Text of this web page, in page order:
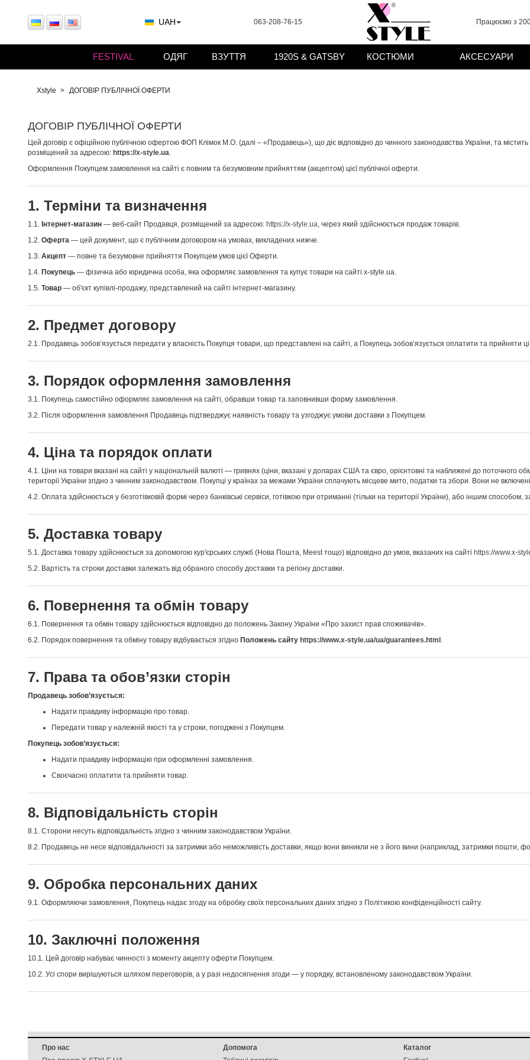
UAH 063-208-76-15 Працюємо з
Xstyle ДОГОВІР ПУБЛІЧНОЇ ОФЕРТИ
ДОГОВІР ПУБЛІЧНОЇ ОФЕРТИ
Цей договір є офіційною публічною офертою ФОП Клімок М.О. (далі – «Продавець»), що діє відповідно до чинного законодавства України, та
розміщений за адресою: https://x-style.ua.
Оформлення Покупцем замовлення на сайті є повним та безумовним прийняттям (акцептом) цієї публічної оферти.
1. Терміни та визначення
1.1. Інтернет-магазин — веб-сайт Продавця, розміщений за адресою: https://x-style.ua, через який здійснюється продаж товарів.
1.2. Оферта — цей документ, що є публічним договором на умовах, викладених нижче.
1.3. Акцепт — повне та безумовне прийняття Покупцем умов цієї Оферти.
1.4. Покупець — фізична або юридична особа, яка оформляє замовлення та купує товари на сайті x-style.ua.
1.5. Товар — об'єкт купівлі-продажу, представлений на сайті інтернет-магазину.
2. Предмет договору
2.1. Продавець зобов’язується передати у власність Покупця товари, що представлені на сайті, а Покупець зобов’язується оплатити та прийняти
3. Порядок оформлення замовлення
3.1. Покупець самостійно оформляє замовлення на сайті, обравши товар та заповнивши форму замовлення.
3.2. Після оформлення замовлення Продавець підтверджує наявність товару та узгоджує умови доставки з Покупцем.
4. Ціна та порядок оплати
4.1. Ціни на товари вказані на сайті у національній валюті — гривнях (ціни, вказані у доларах США та євро, орієнтовні та наближені до поточного
території України згідно з чинним законодавством. Покупці у країнах за межами України сплачують місцеве мито, податки та збори. Вони не
4.2. Оплата здійснюється у безготівковій формі через банківські сервіси, готівкою при отриманні (тільки на території України), або іншим способом,
5. Доставка товару
5.1. Доставка товару здійснюється за допомогою кур'єрських служб (Нова Пошта, Meest тощо) відповідно до умов, вказаних на сайті https://www.x-
5.2. Вартість та строки доставки залежать від обраного способу доставки та регіону доставки.
6. Повернення та обмін товару
6.1. Повернення та обмін товару здійснюється відповідно до положень Закону України «Про захист прав споживачів».
6.2. Порядок повернення та обміну товару відбувається згідно Положень сайту https://www.x-style.ua/ua/guarantees.html .
7. Права та обов’язки сторін
Продавець зобов’язується:
Надати правдиву інформацію про товар.
Передати товар у належній якості та у строки, погоджені з Покупцем.
Покупець зобов’язується:
Надати правдиву інформацію при оформленні замовлення.
Своєчасно оплатити та прийняти товар.
8. Відповідальність сторін
8.1. Сторони несуть відповідальність згідно з чинним законодавством України.
8.2. Продавець не несе відповідальності за затримки або неможливість доставки, якщо вони виникли не з його вини (наприклад, затримки пошти,
9. Обробка персональних даних
9.1. Оформляючи замовлення, Покупець надає згоду на обробку своїх персональних даних згідно з Політикою конфіденційності сайту.
10. Заключні положення
10.1. Цей договір набуває чинності з моменту акцепту оферти Покупцем.
10.2. Усі спори вирішуються шляхом переговорів, а у разі недосягнення згоди — у порядку, встановленому законодавством України.
FESTIVAL ОДЯГ ВЗУТТЯ 1920S & GATSBY КОСТЮМИ АКСЕСУАРИ
Про нас
Допомога
Каталог